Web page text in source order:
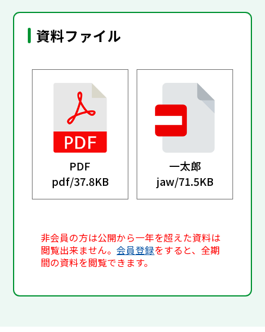
資料ファイル
PDF
pdf/37.8KB
一太郎
jaw/71.5KB
非会員の方は公開から一年を超えた資料は
閲覧出来ません。会員登録をすると、全期
間の資料を閲覧できます。